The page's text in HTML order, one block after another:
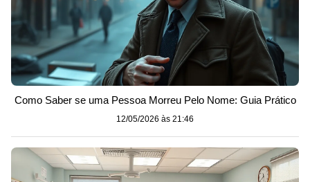
Como Saber se uma Pessoa Morreu Pelo Nome: Guia Prático
12/05/2026 às 21:46